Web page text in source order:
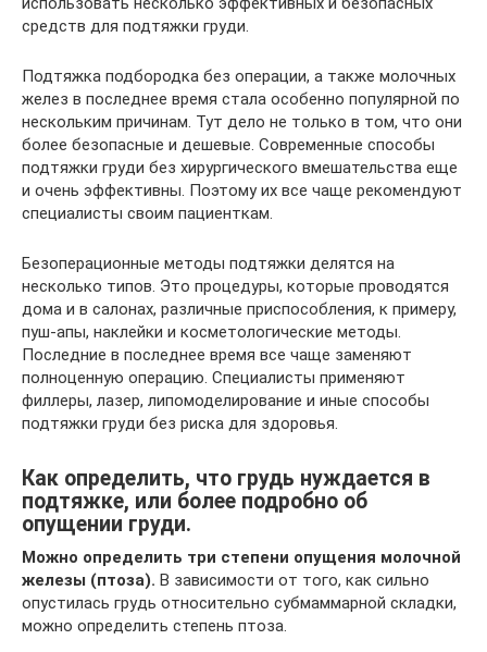
средств для подтяжки груди.
Подтяжка подбородка без операции, а также молочных
желез в последнее время стала особенно популярной по
нескольким причинам. Тут дело не только в том, что они
более безопасные и дешевые. Современные способы
подтяжки груди без хирургического вмешательства еще
и очень эффективны. Поэтому их все чаще рекомендуют
специалисты своим пациенткам.
Безоперационные методы подтяжки делятся на
несколько типов. Это процедуры, которые проводятся
дома и в салонах, различные приспособления, к примеру,
пуш-апы, наклейки и косметологические методы.
Последние в последнее время все чаще заменяют
полноценную операцию. Специалисты применяют
филлеры, лазер, липомоделирование и иные способы
подтяжки груди без риска для здоровья.
Как определить, что грудь нуждается в
подтяжке, или более подробно об
опущении груди.
Можно определить три степени опущения молочной
железы (птоза). В зависимости от того, как сильно
опустилась грудь относительно субмаммарной складки,
можно определить степень птоза.